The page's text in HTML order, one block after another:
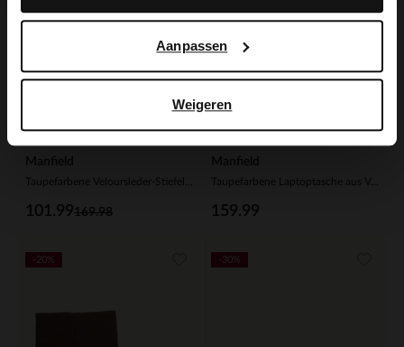
Aanpassen
Weigeren
Manfield
169.98
101.99
Manfield
Taupefarbene Laptoptasche aus Veloursleder 18.5 Zoll
159.99
-20% -30%